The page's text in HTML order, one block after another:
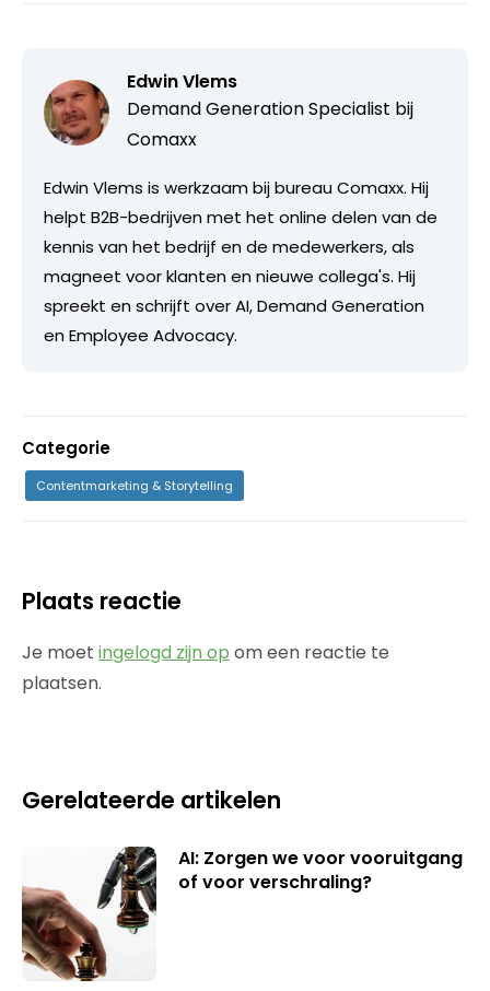
Edwin Vlems
Demand Generation Specialist bij
Comaxx
Edwin Vlems is werkzaam bij bureau Comaxx. Hij
helpt B2B-bedrijven met het online delen van de
kennis van het bedrijf en de medewerkers, als
magneet voor klanten en nieuwe collega's. Hij
spreekt en schrijft over AI, Demand Generation
en Employee Advocacy.
Categorie
Contentmarketing & Storytelling
Plaats reactie
Je moet ingelogd zijn op om een reactie te
plaatsen.
Gerelateerde artikelen
AI: Zorgen we voor vooruitgang
of voor verschraling?